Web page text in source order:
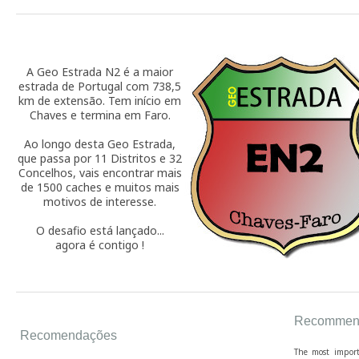
A Geo Estrada N2 é a maior
estrada de Portugal com 738,5
km de extensão. Tem início em
Chaves e termina em Faro.
Ao longo desta Geo Estrada,
que passa por 11 Distritos e 32
Concelhos, vais encontrar mais
de 1500 caches e muitos mais
motivos de interesse.
O desafio está lançado...
agora é contigo !
Recomendações
The most